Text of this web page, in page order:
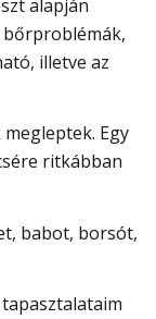
alapján
illetve az
Egy
ritkábban
babot, borsót,